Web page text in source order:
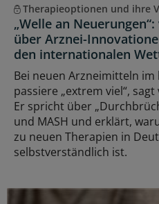
Therapieoptionen und ihre
„Welle an
über Arznei-
den internationalen
Bei neuen Arzneimitteln
passiere „extrem viel“,
Er spricht über
und MASH und erklärt,
zu neuen Therapien in
selbstverständlich ist.